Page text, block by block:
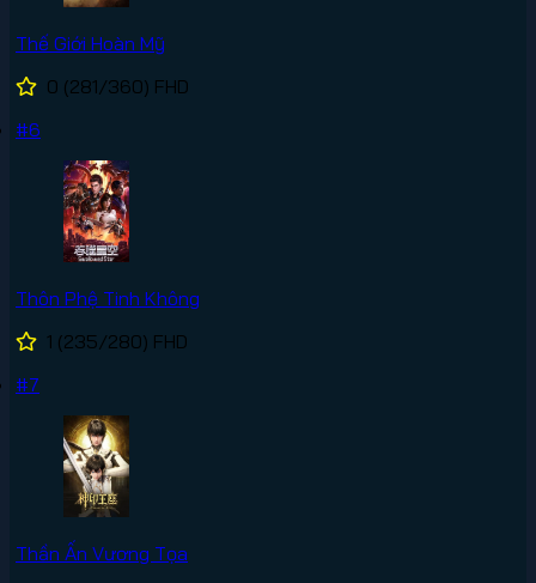
Thế Giới Hoàn Mỹ
0 (281/360) FHD
#6
Thôn Phệ Tinh Không
1 (235/280) FHD
#7
Thần Ấn Vương Tọa